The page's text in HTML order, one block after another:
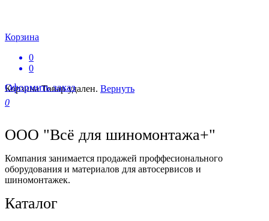
Корзина
0
0
Корзина Товар удален. Вернуть
0
Оформить заказ
ООО "Всё для шиномонтажа+"
Компания занимается продажей проффесионального
оборудования и материалов для автосервисов и
шиномонтажек.
Каталог